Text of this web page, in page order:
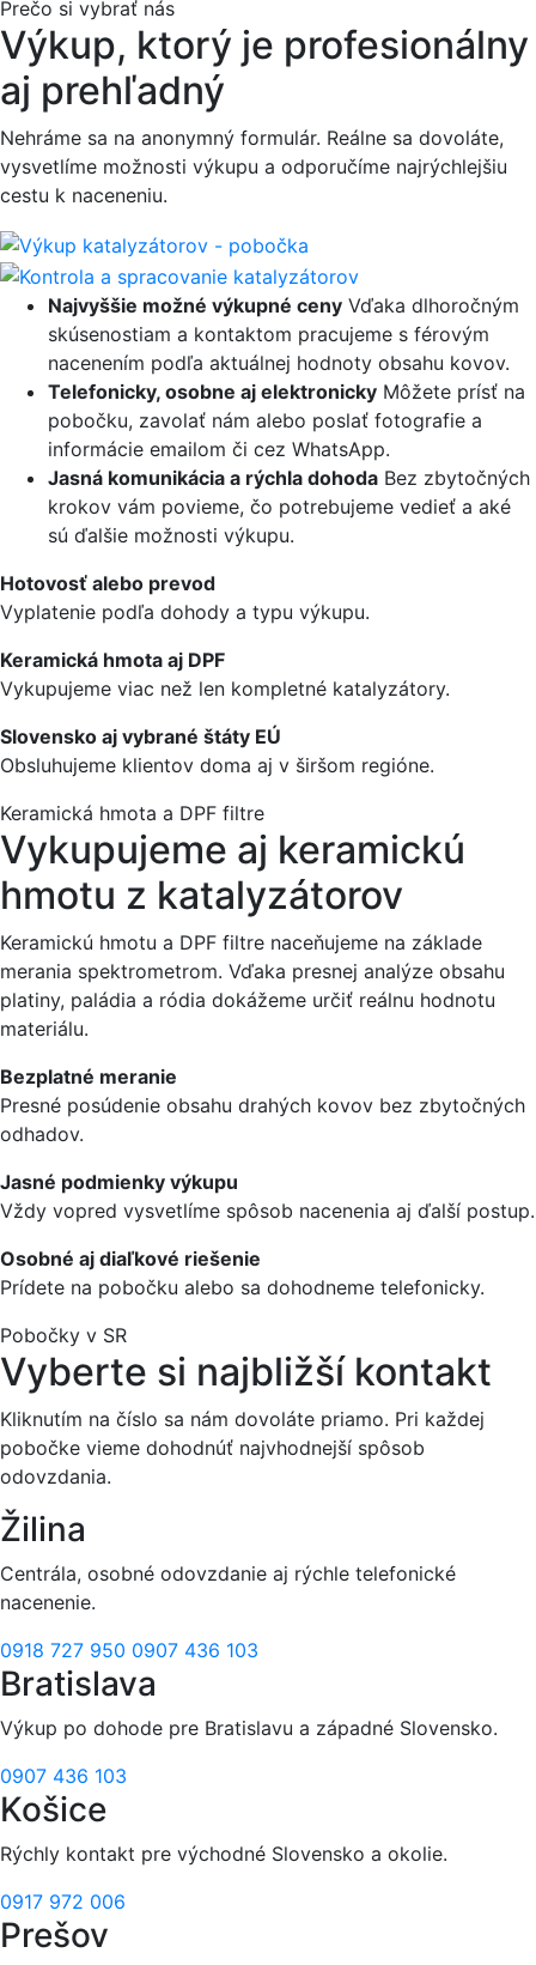
Prečo si vybrať nás
Výkup, ktorý je profesionálny
aj prehľadný
Nehráme sa na anonymný formulár. Reálne sa dovoláte,
vysvetlíme možnosti výkupu a odporučíme najrýchlejšiu
cestu k naceneniu.
Najvyššie možné výkupné ceny Vďaka dlhoročným
skúsenostiam a kontaktom pracujeme s férovým
nacenením podľa aktuálnej hodnoty obsahu kovov.
Telefonicky, osobne aj elektronicky Môžete prísť na
pobočku, zavolať nám alebo poslať fotografie a
informácie emailom či cez WhatsApp.
Jasná komunikácia a rýchla dohoda Bez zbytočných
krokov vám povieme, čo potrebujeme vedieť a aké
sú ďalšie možnosti výkupu.
Hotovosť alebo prevod
Vyplatenie podľa dohody a typu výkupu.
Keramická hmota aj DPF
Vykupujeme viac než len kompletné katalyzátory.
Slovensko aj vybrané štáty EÚ
Obsluhujeme klientov doma aj v širšom regióne.
Keramická hmota a DPF filtre
Vykupujeme aj keramickú
hmotu z katalyzátorov
Keramickú hmotu a DPF filtre naceňujeme na základe
merania spektrometrom. Vďaka presnej analýze obsahu
platiny, paládia a ródia dokážeme určiť reálnu hodnotu
materiálu.
Bezplatné meranie
Presné posúdenie obsahu drahých kovov bez zbytočných
odhadov.
Jasné podmienky výkupu
Vždy vopred vysvetlíme spôsob nacenenia aj ďalší postup.
Osobné aj diaľkové riešenie
Prídete na pobočku alebo sa dohodneme telefonicky.
Pobočky v SR
Vyberte si najbližší kontakt
Kliknutím na číslo sa nám dovoláte priamo. Pri každej
pobočke vieme dohodnúť najvhodnejší spôsob
odovzdania.
Žilina
Centrála, osobné odovzdanie aj rýchle telefonické
nacenenie.
0918 727 950 0907 436 103
Bratislava
Výkup po dohode pre Bratislavu a západné Slovensko.
0907 436 103
Košice
Rýchly kontakt pre východné Slovensko a okolie.
0917 972 006
Prešov